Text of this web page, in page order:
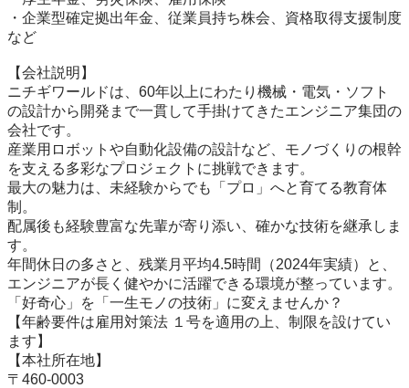
・企業型確定拠出年金、従業員持ち株会、資格取得支援制度
など
【会社説明】
ニチギワールドは、60年以上にわたり機械・電気・ソフト
の設計から開発まで一貫して手掛けてきたエンジニア集団の
会社です。
産業用ロボットや自動化設備の設計など、モノづくりの根幹
を支える多彩なプロジェクトに挑戦できます。
最大の魅力は、未経験からでも「プロ」へと育てる教育体
制。
配属後も経験豊富な先輩が寄り添い、確かな技術を継承しま
す。
年間休日の多さと、残業月平均4.5時間（2024年実績）と、
エンジニアが長く健やかに活躍できる環境が整っています。
「好奇心」を「一生モノの技術」に変えませんか？
【年齢要件は雇用対策法 １号を適用の上、制限を設けてい
ます】
【本社所在地】
〒460-0003